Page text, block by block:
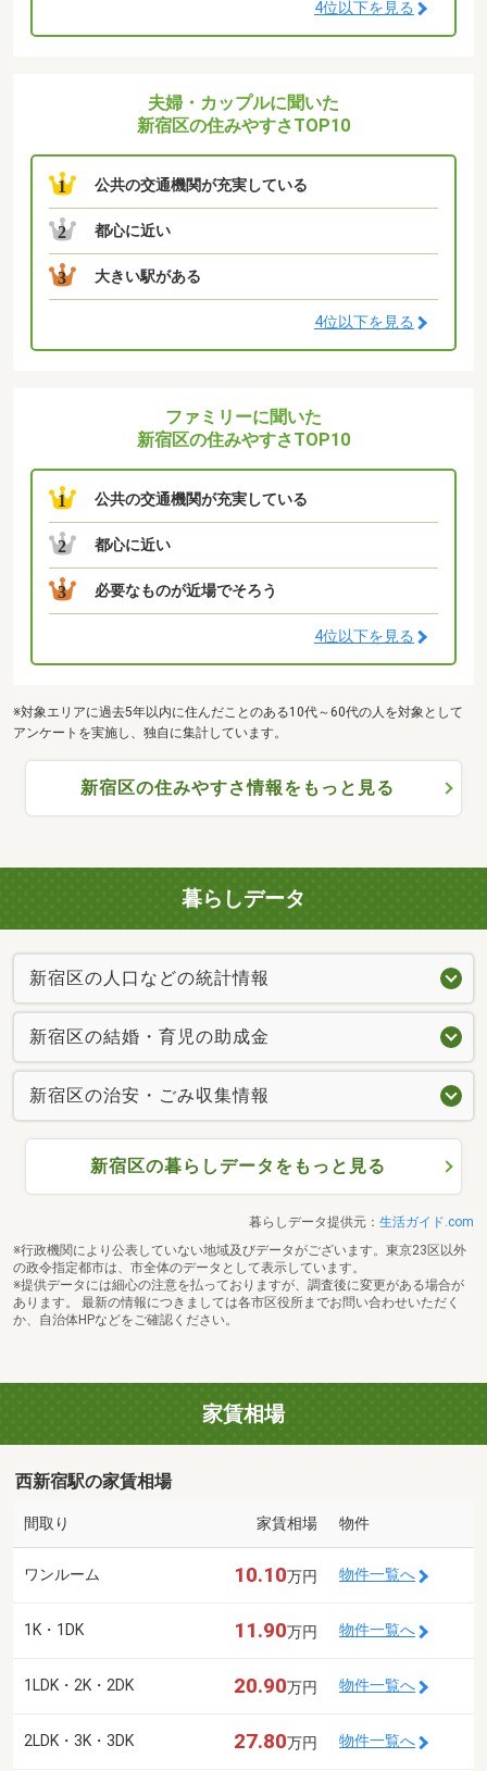
4位以下を見る
夫婦・カップルに聞いた
新宿区の住みやすさTOP10
1 公共の交通機関が充実している
2 都心に近い
3 大きい駅がある
4位以下を見る
ファミリーに聞いた
新宿区の住みやすさTOP10
1 公共の交通機関が充実している
2 都心に近い
3 必要なものが近場でそろう
4位以下を見る
※対象エリアに過去5年以内に住んだことのある10代～60代の人を対象として
アンケートを実施し、独自に集計しています。
新宿区の住みやすさ情報をもっと見る
暮らしデータ
新宿区の人口などの統計情報
新宿区の結婚・育児の助成金
新宿区の治安・ごみ収集情報
新宿区の暮らしデータをもっと見る
暮らしデータ提供元： 生活ガイド.com
※行政機関により公表していない地域及びデータがございます。東京23区以外
の政令指定都市は、市全体のデータとして表示しています。
※提供データには細心の注意を払っておりますが、調査後に変更がある場合が
あります。 最新の情報につきましては各市区役所までお問い合わせいただく
か、自治体HPなどをご確認ください。
家賃相場
西新宿駅の家賃相場
間取り 家賃相場 物件
ワンルーム 10.10万円 物件一覧へ
1K・1DK 11.90万円 物件一覧へ
1LDK・2K・2DK 20.90万円 物件一覧へ
2LDK・3K・3DK 27.80万円 物件一覧へ